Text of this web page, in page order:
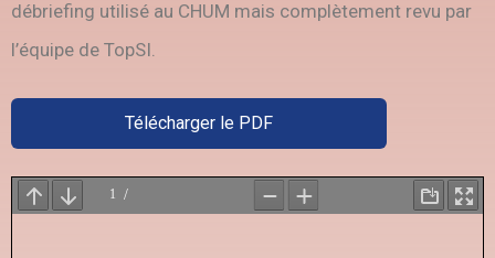
débriefing utilisé au CHUM mais complètement revu par
l’équipe de TopSI.
Télécharger le PDF